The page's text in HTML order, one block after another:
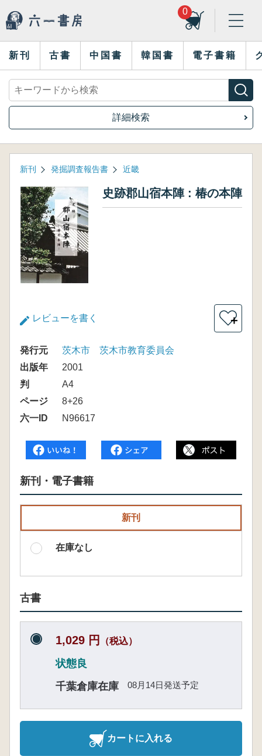
0
新刊 古書 中国書 韓国書 電子書籍
詳細検索
新刊 発掘調査報告書 近畿
史跡郡山宿本陣 : 椿の本陣
レビューを書く ＋
発行元
茨木市 茨木市教育委員会
出版年
2001
判
A4
ページ
8+26
六一ID
N96617
新刊・電子書籍
新刊
在庫なし
古書
1,029 円 （税込）
状態良
千葉倉庫在庫
08月14日発送予定
カートに入れる